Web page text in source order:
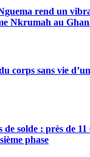
rend un
Nkrumah au
corps sans vie
de solde : près de
phase